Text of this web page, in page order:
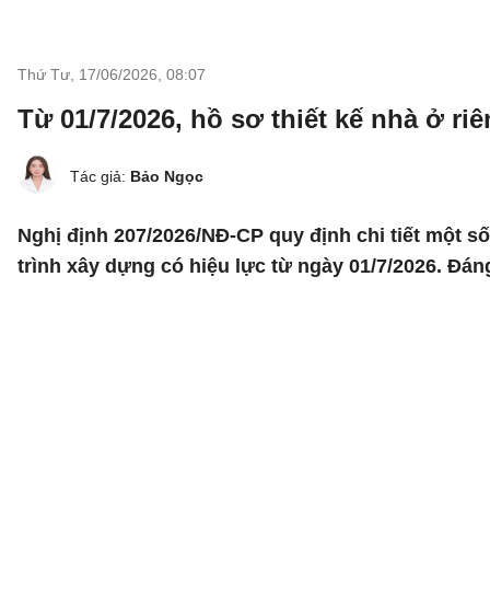
Thứ Tư, 17/06/2026 08:07
Từ 01/7/2026, hồ sơ thiết kế nhà ở
Tác giả: Bảo Ngọc
Nghị định 207/2026/NĐ-CP quy định chi tiết một
trình xây dựng có hiệu lực từ ngày 01/7/2026.